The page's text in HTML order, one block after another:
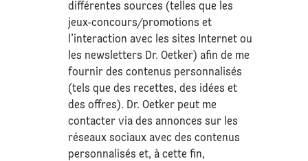
différentes sources (telles que les
jeux-concours/promotions et
l’interaction avec les sites Internet ou
les newsletters Dr. Oetker) afin de me
fournir des contenus personnalisés
(tels que des recettes, des idées et
des offres). Dr. Oetker peut me
contacter via des annonces sur les
réseaux sociaux avec des contenus
personnalisés et, à cette fin,